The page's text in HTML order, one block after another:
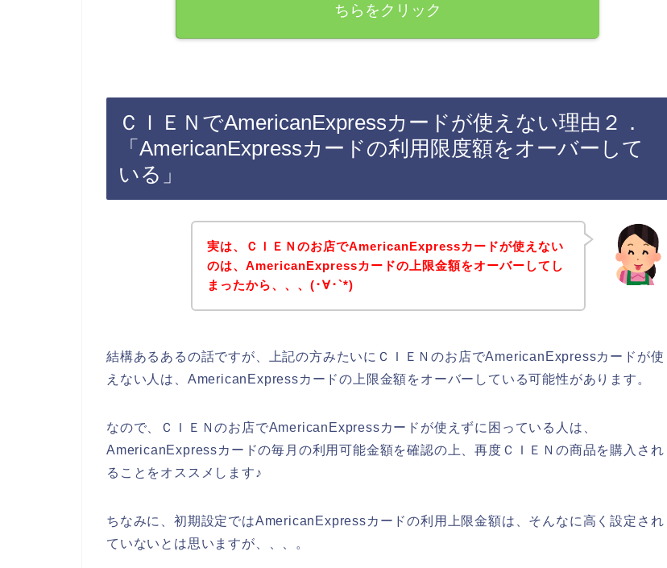
ちらをクリック
ＣＩＥＮでAmericanExpressカードが使えない理由２．
「AmericanExpressカードの利用限度額をオーバーして
いる」
実は、ＣＩＥＮのお店でAmericanExpressカードが使えない
のは、AmericanExpressカードの上限金額をオーバーしてし
まったから、、、(･∀･`*)
結構あるあるの話ですが、上記の方みたいにＣＩＥＮのお店でAmericanExpressカードが使
えない人は、AmericanExpressカードの上限金額をオーバーしている可能性があります。
なので、ＣＩＥＮのお店でAmericanExpressカードが使えずに困っている人は、
AmericanExpressカードの毎月の利用可能金額を確認の上、再度ＣＩＥＮの商品を購入され
ることをオススメします♪
ちなみに、初期設定ではAmericanExpressカードの利用上限金額は、そんなに高く設定され
ていないとは思いますが、、、。